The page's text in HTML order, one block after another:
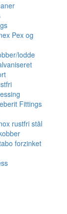
Pex og
lodde
Fittings
rustfri stål
forzinket